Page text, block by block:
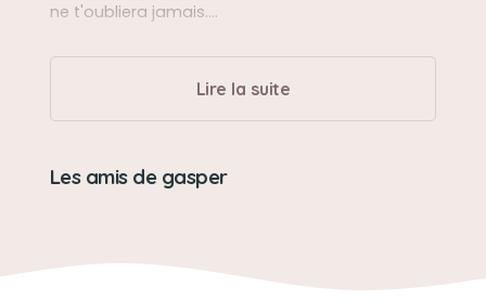
ne t'oubliera jamais....
les bois...la chasse....les expos ....la recherche au
chaleur
Lire la suite
Les amis de gasper